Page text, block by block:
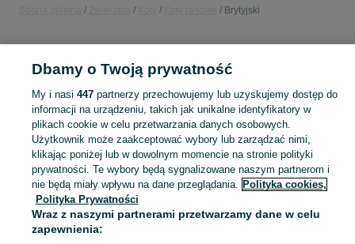
Brytyjski
KATEGORIA
Sprzedaż kotów brytyjskich w Polsce ▶️ Kocięta i dorosłe koty krótkowłose oraz długowłose w atrakcyjnych cenach ☝ Sprawdź ogłoszenia na OLX.pl! Zobacz
Mapa kategorii
Mapa miejscowości
Mapa ministron
Popularne wyszukiwania
Dbamy o Twoją prywatność
My i nasi 447partnerzy przechowujemy lub uzyskujemy dostęp do
informacji na urządzeniu, takich jak unikalne identyfikatory w
plikach cookie w celu przetwarzania danych osobowych.
Użytkownik może zaakceptować wybory lub zarządzać nimi,
klikając poniżej lub w dowolnym momencie na stronie polityki
prywatności. Te wybory będą sygnalizowane naszym partnerom i
nie będą miały wpływu na dane przeglądania. Polityka cookies,
Polityka Prywatności
Wraz z naszymi partnerami przetwarzamy dane w celu
zapewnienia: